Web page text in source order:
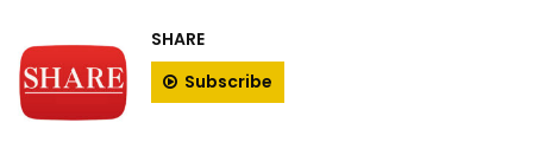
SHARE
Subscribe